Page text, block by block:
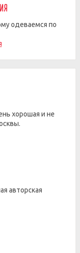
одеваемся по
хорошая и не
авторская